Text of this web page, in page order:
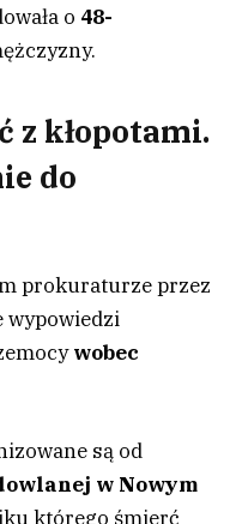
o 48-
z kłopotami.
do
prokuraturze przez
wypowiedzi
wobec
są od
w Nowym
którego śmierć